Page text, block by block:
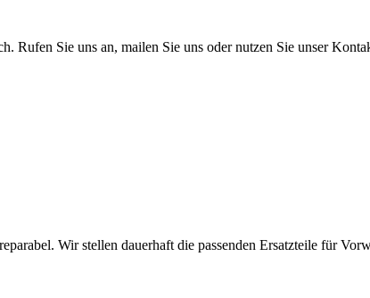
Rufen Sie uns an, mailen Sie uns oder nutzen Sie unser
Wir stellen dauerhaft die passenden Ersatzteile für